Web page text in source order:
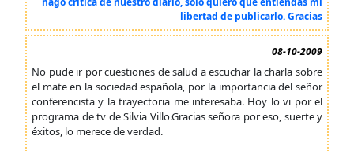
libertad de publicarlo. Gracias
08-10-2009
No pude ir por cuestiones de salud a escuchar la charla sobre
el mate en la sociedad española, por la importancia del señor
conferencista y la trayectoria me interesaba. Hoy lo vi por el
programa de tv de Silvia Villo.Gracias señora por eso, suerte y
éxitos, lo merece de verdad.